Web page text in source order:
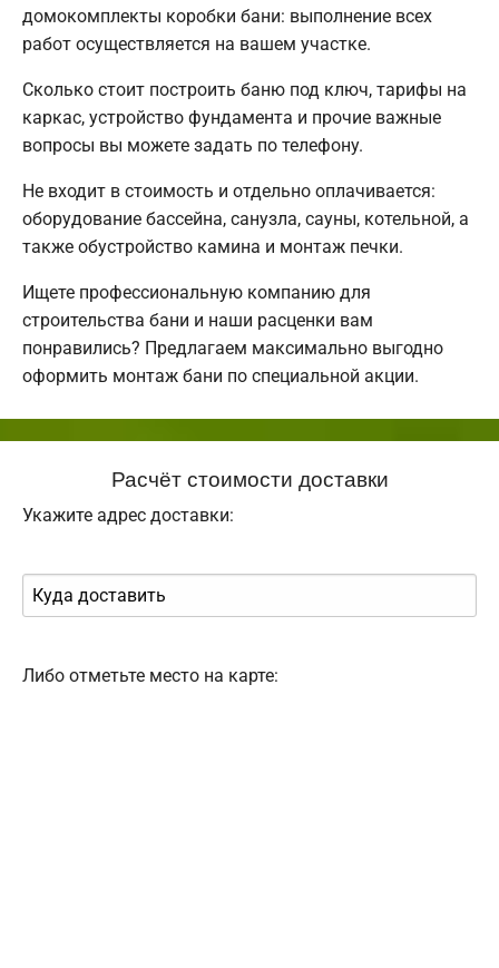
домокомплекты коробки бани: выполнение всех
работ осуществляется на вашем участке.
Сколько стоит построить баню под ключ, тарифы на
каркас, устройство фундамента и прочие важные
вопросы вы можете задать по телефону.
Не входит в стоимость и отдельно оплачивается:
оборудование бассейна, санузла, сауны, котельной, а
также обустройство камина и монтаж печки.
Ищете профессиональную компанию для
строительства бани и наши расценки вам
понравились? Предлагаем максимально выгодно
оформить монтаж бани по специальной акции.
Расчёт стоимости доставки
Укажите адрес доставки:
Либо отметьте место на карте: